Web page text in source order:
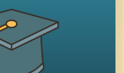
המסוכסכת הקיימת הגדיר
הצדדים לסכסוך ובחן מה
מהרגשות ומנמיכים את
ההגדרות עוזרות להבין מה
כיוון ומה ניתן ללמד